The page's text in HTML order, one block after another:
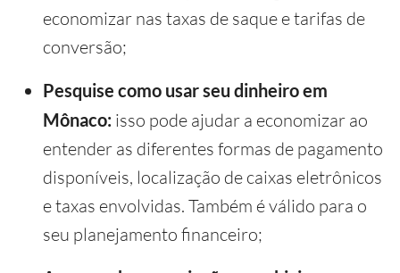
economizar nas taxas de saque e tarifas de
conversão;
Pesquise como usar seu dinheiro em
Mônaco: isso pode ajudar a economizar ao
entender as diferentes formas de pagamento
disponíveis, localização de caixas eletrônicos
e taxas envolvidas. Também é válido para o
seu planejamento financeiro;